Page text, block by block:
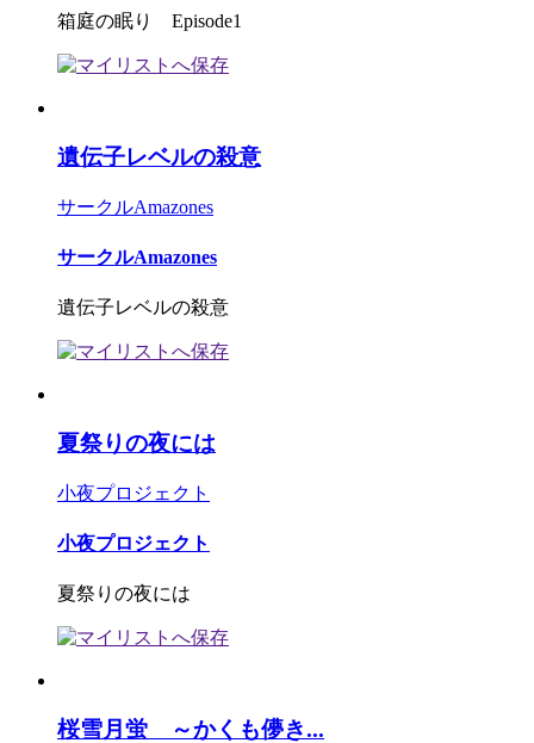
箱庭の眠り Episode1
遺伝子レベルの殺意
サークルAmazones
サークルAmazones
遺伝子レベルの殺意
夏祭りの夜には
小夜プロジェクト
小夜プロジェクト
夏祭りの夜には
桜雪月蛍 ～かくも儚き...